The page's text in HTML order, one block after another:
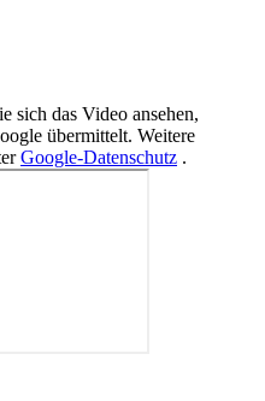
sich das Video ansehen,
übermittelt. Weitere
Google-Datenschutz .